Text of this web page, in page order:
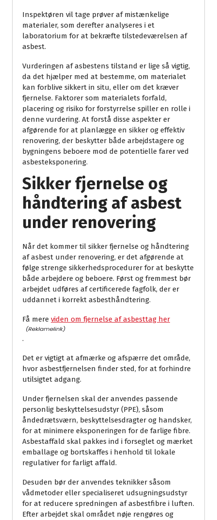
Inspektøren vil tage prøver af mistænkelige
materialer, som derefter analyseres i et
laboratorium for at bekræfte tilstedeværelsen af
asbest.
Vurderingen af asbestens tilstand er lige så vigtig,
da det hjælper med at bestemme, om materialet
kan forblive sikkert in situ, eller om det kræver
fjernelse. Faktorer som materialets forfald,
placering og risiko for forstyrrelse spiller en rolle i
denne vurdering. At forstå disse aspekter er
afgørende for at planlægge en sikker og effektiv
renovering, der beskytter både arbejdstagere og
bygningens beboere mod de potentielle farer ved
asbesteksponering.
Sikker fjernelse og
håndtering af asbest
under renovering
Når det kommer til sikker fjernelse og håndtering
af asbest under renovering, er det afgørende at
følge strenge sikkerhedsprocedurer for at beskytte
både arbejdere og beboere. Først og fremmest bør
arbejdet udføres af certificerede fagfolk, der er
uddannet i korrekt asbesthåndtering.
Få mere viden om fjernelse af asbesttag her
.
Det er vigtigt at afmærke og afspærre det område,
hvor asbestfjernelsen finder sted, for at forhindre
utilsigtet adgang.
Under fjernelsen skal der anvendes passende
personlig beskyttelsesudstyr (PPE), såsom
åndedrætsværn, beskyttelsesdragter og handsker,
for at minimere eksponeringen for de farlige fibre.
Asbestaffald skal pakkes ind i forseglet og mærket
emballage og bortskaffes i henhold til lokale
regulativer for farligt affald.
Desuden bør der anvendes teknikker såsom
vådmetoder eller specialiseret udsugningsudstyr
for at reducere spredningen af asbestfibre i luften.
Efter arbejdet skal området nøje rengøres og